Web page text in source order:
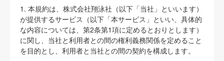
1. 本規約は、株式会社翔泳社（以下「当社」といいます）
が提供するサービス（以下「本サービス」といい、具体的
な内容については、第2条第1項に定めるとおりとします）
に関し、当社と利用者との間の権利義務関係を定めること
を目的とし、利用者と当社との間の契約を構成します。